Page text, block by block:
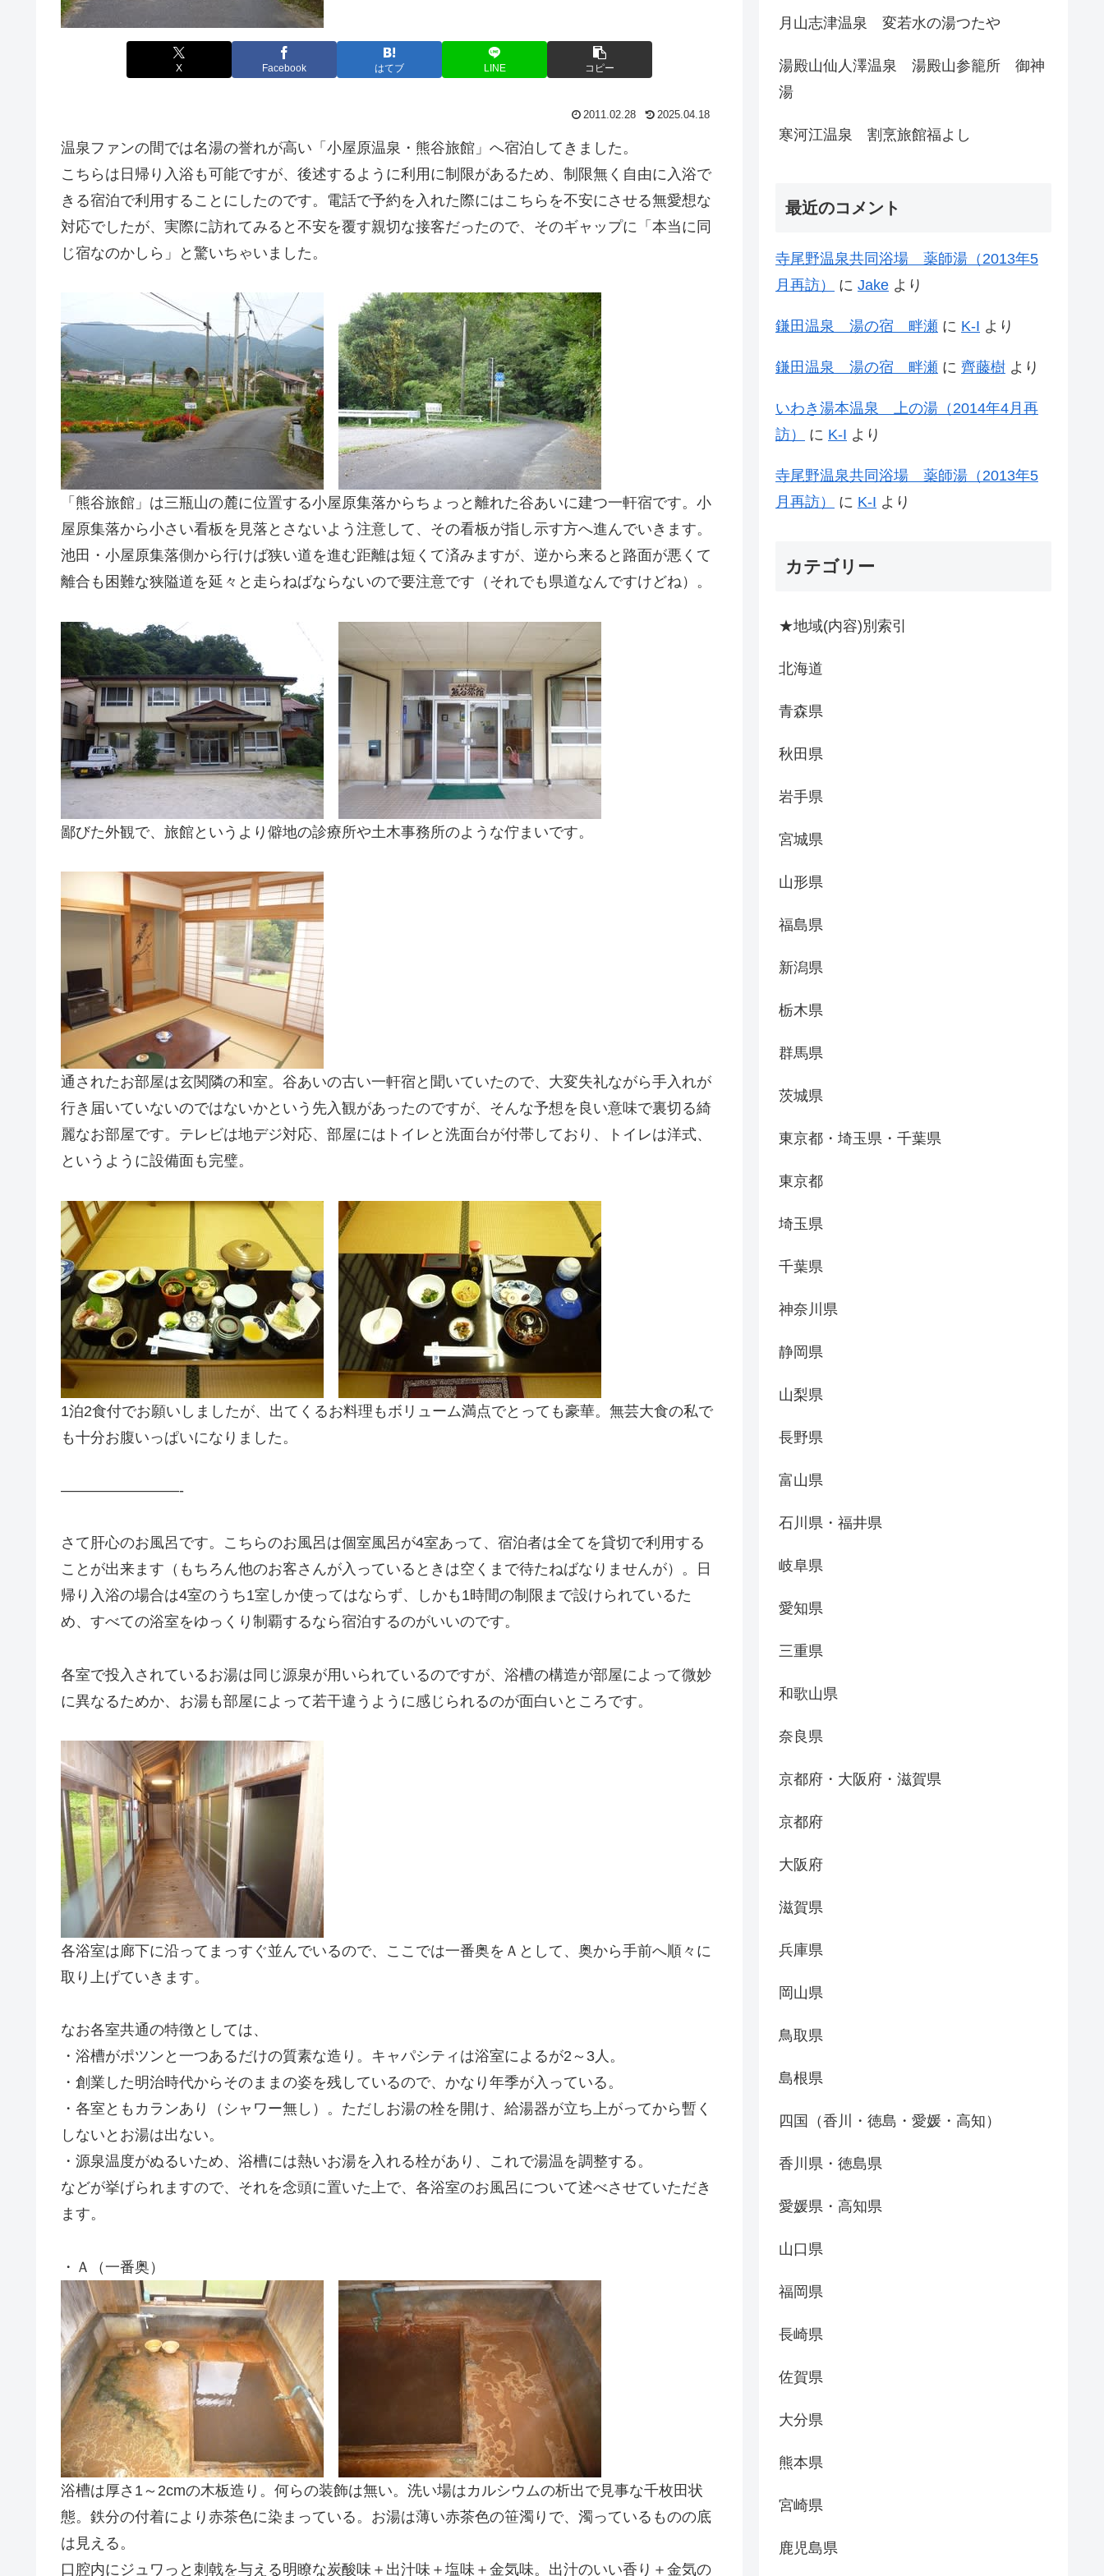
X Facebook はてブ LINE コピー
2011.02.28 2025.04.18
温泉ファンの間では名湯の誉れが高い「小屋原温泉・熊谷旅館」へ宿泊してきました。
こちらは日帰り入浴も可能ですが、後述するように利用に制限があるため、制限無く自由に入浴で
きる宿泊で利用することにしたのです。電話で予約を入れた際にはこちらを不安にさせる無愛想な
対応でしたが、実際に訪れてみると不安を覆す親切な接客だったので、そのギャップに「本当に同
じ宿なのかしら」と驚いちゃいました。
「熊谷旅館」は三瓶山の麓に位置する小屋原集落からちょっと離れた谷あいに建つ一軒宿です。小
屋原集落から小さい看板を見落とさないよう注意して、その看板が指し示す方へ進んでいきます。
池田・小屋原集落側から行けば狭い道を進む距離は短くて済みますが、逆から来ると路面が悪くて
離合も困難な狭隘道を延々と走らねばならないので要注意です（それでも県道なんですけどね）。
鄙びた外観で、旅館というより僻地の診療所や土木事務所のような佇まいです。
通されたお部屋は玄関隣の和室。谷あいの古い一軒宿と聞いていたので、大変失礼ながら手入れが
行き届いていないのではないかという先入観があったのですが、そんな予想を良い意味で裏切る綺
麗なお部屋です。テレビは地デジ対応、部屋にはトイレと洗面台が付帯しており、トイレは洋式、
というように設備面も完璧。
1泊2食付でお願いしましたが、出てくるお料理もボリューム満点でとっても豪華。無芸大食の私で
も十分お腹いっぱいになりました。
————————-
さて肝心のお風呂です。こちらのお風呂は個室風呂が4室あって、宿泊者は全てを貸切で利用する
ことが出来ます（もちろん他のお客さんが入っているときは空くまで待たねばなりませんが）。日
帰り入浴の場合は4室のうち1室しか使ってはならず、しかも1時間の制限まで設けられているた
め、すべての浴室をゆっくり制覇するなら宿泊するのがいいのです。
各室で投入されているお湯は同じ源泉が用いられているのですが、浴槽の構造が部屋によって微妙
に異なるためか、お湯も部屋によって若干違うように感じられるのが面白いところです。
各浴室は廊下に沿ってまっすぐ並んでいるので、ここでは一番奥をＡとして、奥から手前へ順々に
取り上げていきます。
なお各室共通の特徴としては、
・浴槽がポツンと一つあるだけの質素な造り。キャパシティは浴室によるが2～3人。
・創業した明治時代からそのままの姿を残しているので、かなり年季が入っている。
・各室ともカランあり（シャワー無し）。ただしお湯の栓を開け、給湯器が立ち上がってから暫く
しないとお湯は出ない。
・源泉温度がぬるいため、浴槽には熱いお湯を入れる栓があり、これで湯温を調整する。
などが挙げられますので、それを念頭に置いた上で、各浴室のお風呂について述べさせていただき
ます。
・Ａ（一番奥）
浴槽は厚さ1～2cmの木板造り。何らの装飾は無い。洗い場はカルシウムの析出で見事な千枚田状
態。鉄分の付着により赤茶色に染まっている。お湯は薄い赤茶色の笹濁りで、濁っているものの底
は見える。
口腔内にジュワっと刺戟を与える明瞭な炭酸味＋出汁味＋塩味＋金気味。出汁のいい香り＋金気の
月山志津温泉 変若水の湯つたや
湯殿山仙人澤温泉 湯殿山参籠所 御神
湯
寒河江温泉 割烹旅館福よし
最近のコメント
寺尾野温泉共同浴場 薬師湯（2013年5
月再訪）
に Jake より
鎌田温泉 湯の宿 畔瀬 に K-I より
鎌田温泉 湯の宿 畔瀬 に 齊藤樹 より
いわき湯本温泉 上の湯（2014年4月再
訪）
に K-I より
寺尾野温泉共同浴場 薬師湯（2013年5
月再訪）
に K-I より
カテゴリー
★地域(内容)別索引
北海道
青森県
秋田県
岩手県
宮城県
山形県
福島県
新潟県
栃木県
群馬県
茨城県
東京都・埼玉県・千葉県
東京都
埼玉県
千葉県
神奈川県
静岡県
山梨県
長野県
富山県
石川県・福井県
岐阜県
愛知県
三重県
和歌山県
奈良県
京都府・大阪府・滋賀県
京都府
大阪府
滋賀県
兵庫県
岡山県
鳥取県
島根県
四国（香川・徳島・愛媛・高知）
香川県・徳島県
愛媛県・高知県
山口県
福岡県
長崎県
佐賀県
大分県
熊本県
宮崎県
鹿児島県